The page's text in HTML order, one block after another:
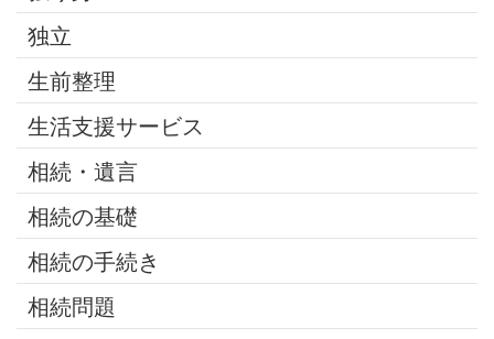
独立
生前整理
生活支援サービス
相続・遺言
相続の基礎
相続の手続き
相続問題